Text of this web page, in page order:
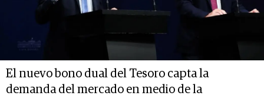
El nuevo bono dual del Tesoro capta la
demanda del mercado en medio de la